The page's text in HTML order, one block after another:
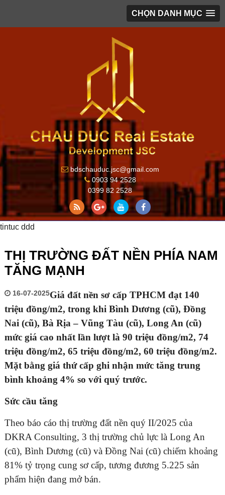
CHỌN DANH MỤC
bdschauduc.jsc@gmail.com
0903 94 2528
0399 82 2528
tintuc ddd
THỊ TRƯỜNG ĐẤT NỀN PHÍA NAM
TĂNG MẠNH
16-07-2025Giá đất nền sơ cấp TPHCM đạt 140
triệu đồng/m2, trong khi Bình Dương (cũ), Đồng
Nai (cũ), Bà Rịa – Vũng Tàu (cũ), Long An (cũ)
mức giá cao nhất lần lượt là 90 triệu đồng/m2, 74
triệu đồng/m2, 65 triệu đồng/m2, 60 triệu đồng/m2.
Mặt bằng giá thứ cấp ghi nhận mức tăng trung
bình khoảng 4% so với quý trước.
Sức cầu tăng
Theo báo cáo thị trường đất nền quý II/2025 của
DKRA Consulting, 3 thị trường chủ lực là Long An
(cũ), Bình Dương (cũ) và Đồng Nai (cũ) chiếm khoảng
81% tỷ trọng cung sơ cấp, tương đương 5.225 sản
phẩm hiện đang mở bán.